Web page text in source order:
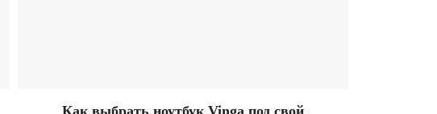
Как выбрать ноутбук Vinga под свой